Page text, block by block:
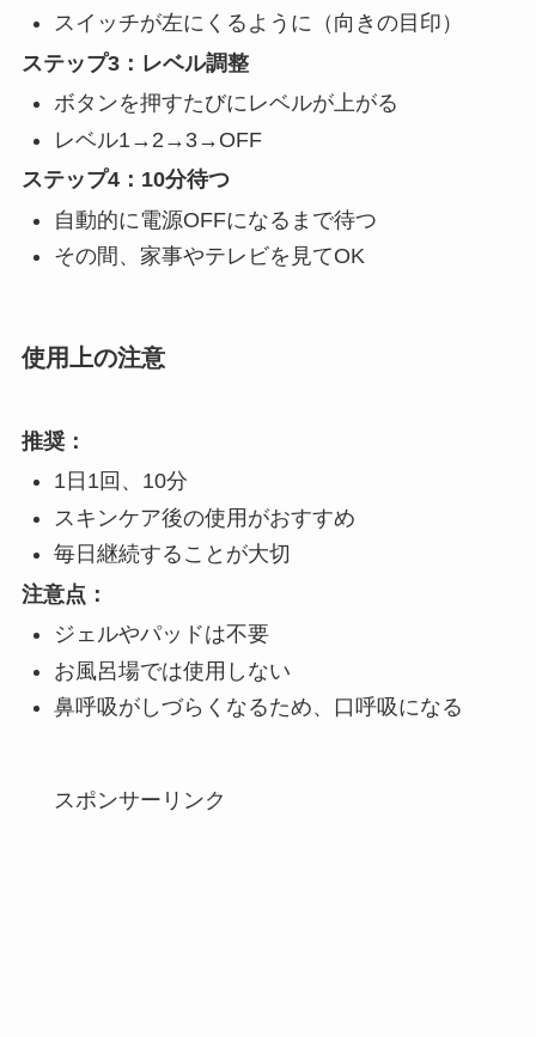
スイッチが左にくるように（向きの目印）
ステップ3：レベル調整
ボタンを押すたびにレベルが上がる
レベル1→2→3→OFF
ステップ4：10分待つ
自動的に電源OFFになるまで待つ
その間、家事やテレビを見てOK
使用上の注意
推奨：
1日1回、10分
スキンケア後の使用がおすすめ
毎日継続することが大切
注意点：
ジェルやパッドは不要
お風呂場では使用しない
鼻呼吸がしづらくなるため、口呼吸になる
スポンサーリンク